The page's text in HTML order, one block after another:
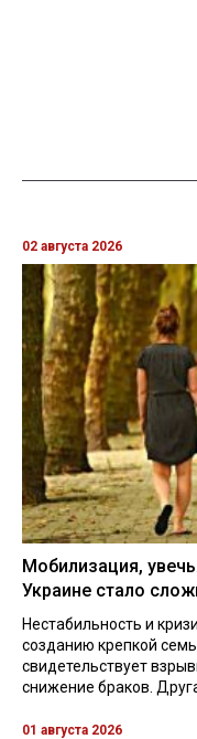
02 августа 2026
Мобилизация,
Украине стало
Нестабильность и
созданию крепкой
свидетельствует
снижение браков.
01 августа 2026